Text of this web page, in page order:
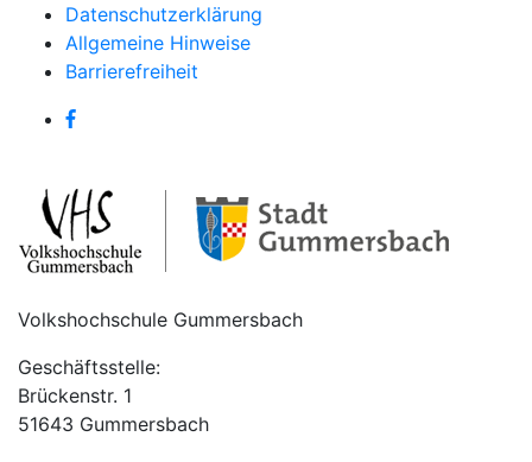
Datenschutzerklärung
Allgemeine Hinweise
Barrierefreiheit
Volkshochschule Gummersbach
Geschäftsstelle:
Brückenstr. 1
51643 Gummersbach